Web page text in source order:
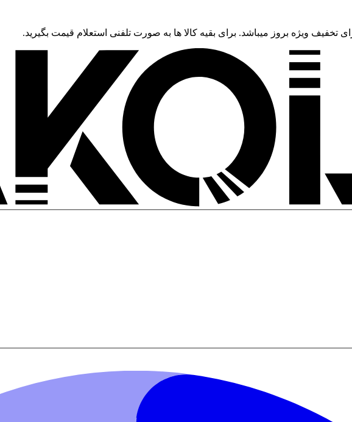
تخفیف ویژه بروز میباشد. برای بقیه کالا ها به صورت تلفنی استعلام قیمت بگیرید.